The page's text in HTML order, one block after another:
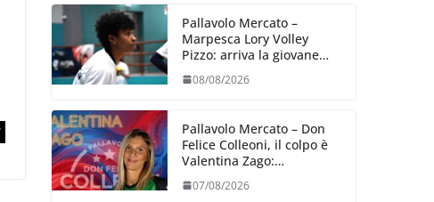
Pallavolo Mercato –
Marpesca Lory Volley
Pizzo: arriva la giovane
italo–brasiliana Any
Gabrielle Milano
08/08/2026
Pallavolo Mercato – Don
Felice Colleoni, il colpo è
Valentina Zago:
esperienza e oltre 5.000
punti al servizio di
07/08/2026